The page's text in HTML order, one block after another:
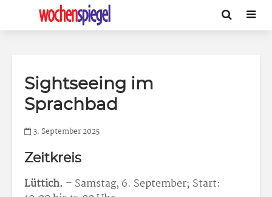
Sightseeing im
Sprachbad
3. September 2025
Zeitkreis
Lüttich. – Samstag, 6. September; Start: